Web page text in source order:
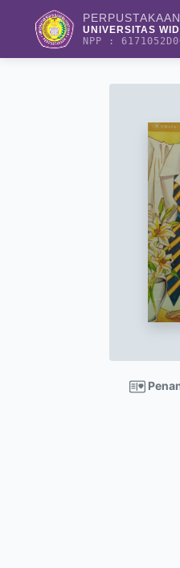
PERPUSTAKAAN
UNIVERSITAS
NPP :